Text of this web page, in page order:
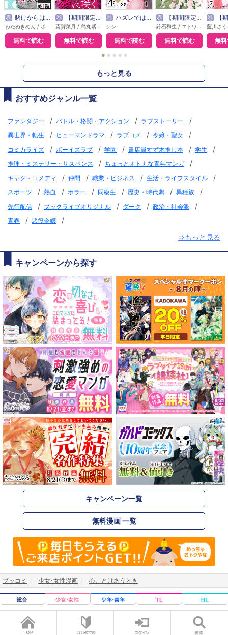
巻 賭けからはじまるサヨナラの恋【単話版】
無料で読む
巻 【期間限定無料】悪女は美しき獣の愛に咲く（単話版）
無料で読む
巻 ハズレではじまる溺愛人生～仕組まれた恋の相手はハイスぺ社長
シジ
無料で読む
巻 【期間限定無料】本好き令嬢は敏腕公爵様とひそやかに恋をする
無料で読む
巻 【期間限定無料
無
● ● ● ● ●
もっと見る
おすすめジャンル一覧
ファンタジー / バトル・格闘・アクション / ラブストーリー /
異世界・転生 / ヒューマンドラマ / ラブコメ / 令嬢・聖女 /
コミカライズ / ボーイズラブ / 学園 / 書店員すず木推し本 / 学生 /
推理・ミステリー・サスペンス / ちょっとオトナな青年マンガ /
ギャグ・コメディ / 仲間 / 職業・ビジネス / 生活・ライフスタイル /
スポーツ / 熱血 / ホラー / 同級生 / 歴史・時代劇 / 異種族 /
先行配信 / ブックライブオリジナル / ダーク / 政治・社会派 /
青春 / 悪役令嬢
/
⇒もっと見る
キャンペーンから探す
キャンペーン一覧
無料漫画 一覧
ブッコミ 少女･女性漫画 心、とけあうとき